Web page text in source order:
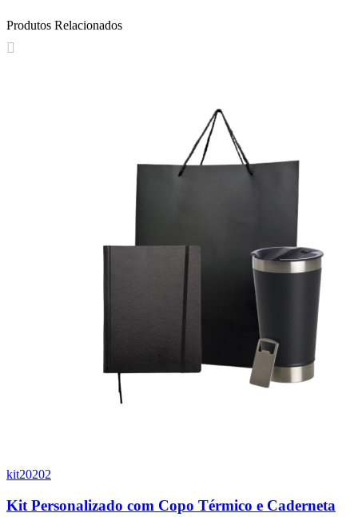
Produtos Relacionados
kit20202
Kit Personalizado com Copo Térmico e Caderneta